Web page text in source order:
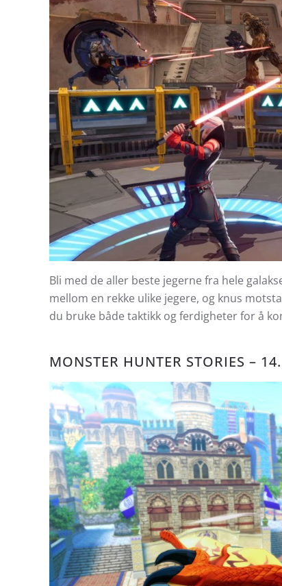
Bli med de aller beste jegerne fra hele
mellom en rekke ulike jegere, og knus
du bruke både taktikk og ferdigheter for å
MONSTER HUNTER STORIES –